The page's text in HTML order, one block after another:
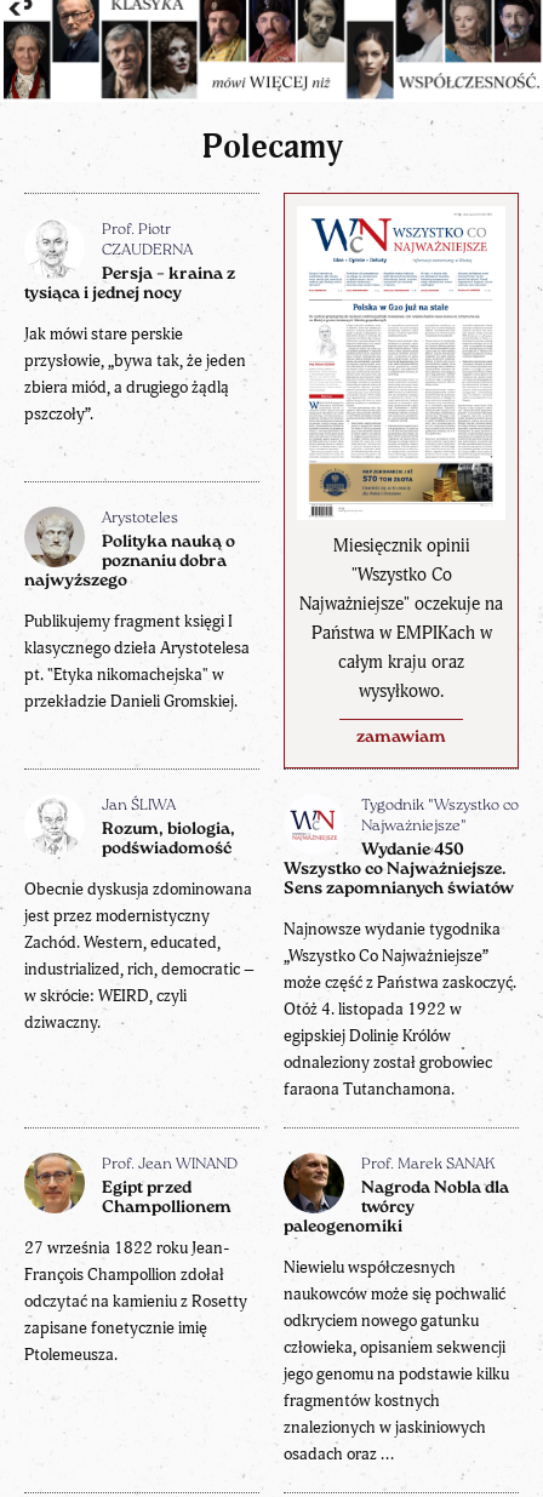
Polecamy
Miesięcznik opinii
"Wszystko Co
Najważniejsze" oczekuje na
Państwa w EMPIKach w
całym kraju oraz
wysyłkowo.
zamawiam
Prof. Piotr
CZAUDERNA
Persja – kraina z
tysiąca i jednej nocy
Jak mówi stare perskie
przysłowie, „bywa tak, że jeden
zbiera miód, a drugiego żądlą
pszczoły”.
Arystoteles
Polityka nauką o
poznaniu dobra
najwyższego
Publikujemy fragment księgi I
klasycznego dzieła Arystotelesa
pt. "Etyka nikomachejska" w
przekładzie Danieli Gromskiej.
Jan ŚLIWA
Rozum, biologia,
podświadomość
Obecnie dyskusja zdominowana
jest przez modernistyczny
Zachód. Western, educated,
industrialized, rich, democratic –
w skrócie: WEIRD, czyli
dziwaczny.
Tygodnik "Wszystko co
Najważniejsze"
Wydanie 450
Wszystko co Najważniejsze.
Sens zapomnianych światów
Najnowsze wydanie tygodnika
„Wszystko Co Najważniejsze”
może część z Państwa zaskoczyć.
Otóż 4. listopada 1922 w
egipskiej Dolinie Królów
odnaleziony został grobowiec
faraona Tutanchamona.
Prof. Jean WINAND
Egipt przed
Champollionem
27 września 1822 roku Jean-
François Champollion zdołał
odczytać na kamieniu z Rosetty
zapisane fonetycznie imię
Ptolemeusza.
Prof. Marek SANAK
Nagroda Nobla dla
twórcy
paleogenomiki
Niewielu współczesnych
naukowców może się pochwalić
odkryciem nowego gatunku
człowieka, opisaniem sekwencji
jego genomu na podstawie kilku
fragmentów kostnych
znalezionych w jaskiniowych
osadach oraz ...